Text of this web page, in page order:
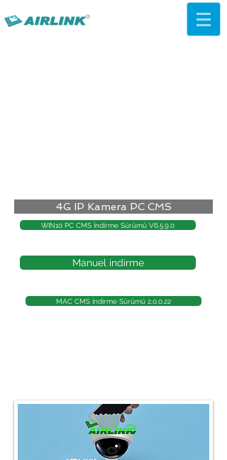
4G IP Kamera PC CMS
WIN10 PC CMS İndirme Sürümü V6.5.9.0
Manuel indirme
MAC CMS İndirme Sürümü 2.0.0.22